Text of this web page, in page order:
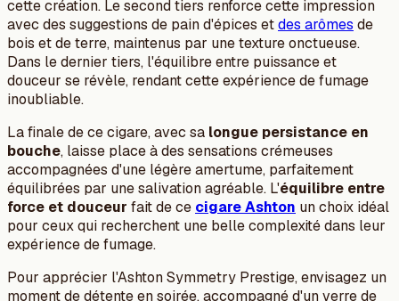
cette création. Le second tiers renforce cette impression
avec des suggestions de pain d'épices etdes arômes de
bois et de terre, maintenus par une texture onctueuse.
Dans le dernier tiers, l'équilibre entre puissance et
douceur se révèle, rendant cette expérience de fumage
inoubliable.
La finale de ce cigare, avec sa longue persistance en
bouche, laisse place à des sensations crémeuses
accompagnées d'une légère amertume, parfaitement
équilibrées par une salivation agréable. L'équilibre entre
force et douceur fait de ce cigare Ashton un choix idéal
pour ceux qui recherchent une belle complexité dans leur
expérience de fumage.
Pour apprécier l'Ashton Symmetry Prestige, envisagez un
moment de détente en soirée, accompagné d'un verre de